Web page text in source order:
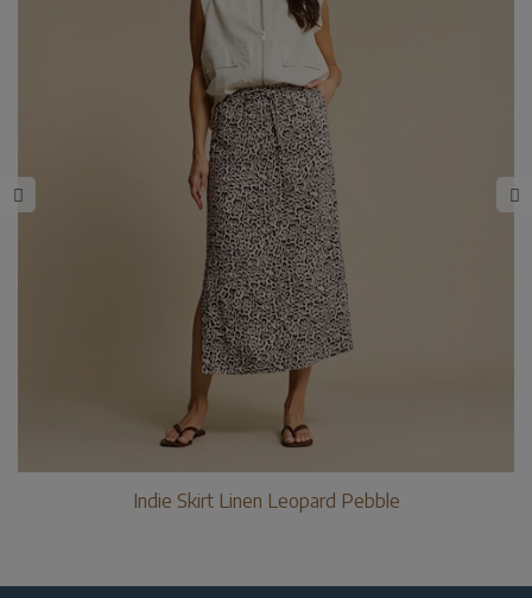
Indie Skirt Linen Leopard Pebble